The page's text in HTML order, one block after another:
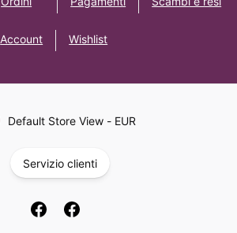
Account Wishlist
Default Store View- EUR
Servizio clienti